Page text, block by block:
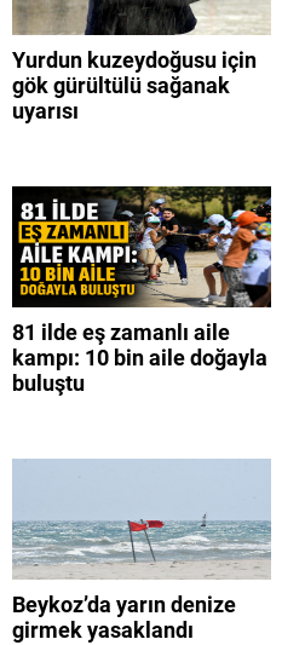
Yurdun kuzeydoğusu için
gök gürültülü sağanak
uyarısı
81 ilde eş zamanlı aile
kampı: 10 bin aile doğayla
buluştu
Beykoz’da yarın denize
girmek yasaklandı